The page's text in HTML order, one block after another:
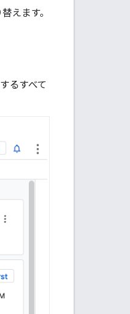
えます。
るすべて